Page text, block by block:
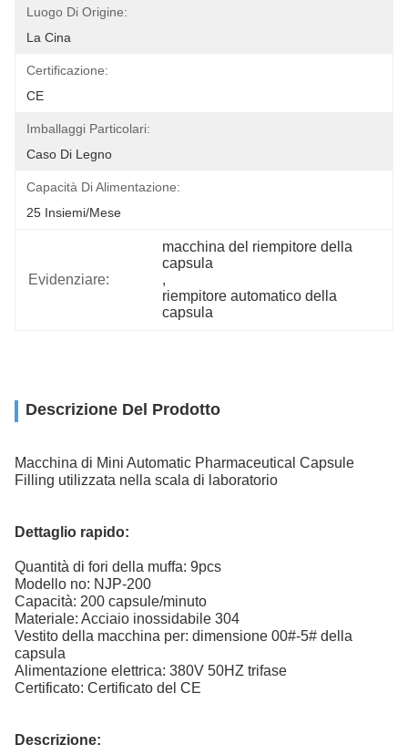
Luogo Di Origine:
La Cina
Certificazione:
CE
Imballaggi Particolari:
Caso Di Legno
Capacità Di Alimentazione:
25 Insiemi/mese
Evidenziare:
macchina del riempitore della
capsula
,
riempitore automatico della
capsula
Descrizione Del Prodotto
Macchina di Mini Automatic Pharmaceutical Capsule
Filling utilizzata nella scala di laboratorio
Dettaglio rapido:
Quantità di fori della muffa: 9pcs
Modello no: NJP-200
Capacità: 200 capsule/minuto
Materiale: Acciaio inossidabile 304
Vestito della macchina per: dimensione 00#-5# della
capsula
Alimentazione elettrica: 380V 50HZ trifase
Certificato: Certificato del CE
Descrizione: